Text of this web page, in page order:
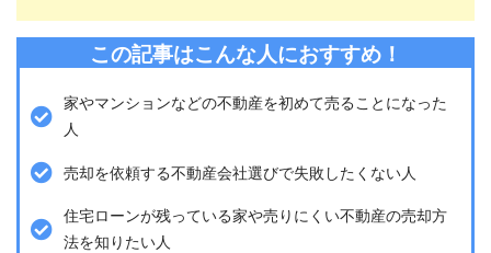
この記事はこんな人におすすめ！
家やマンションなどの不動産を初めて売ることになった
人
売却を依頼する不動産会社選びで失敗したくない人
住宅ローンが残っている家や売りにくい不動産の売却方
法を知りたい人